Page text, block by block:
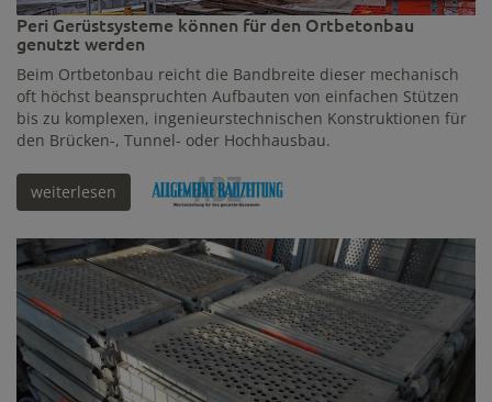
Peri Gerüstsysteme können für den Ortbetonbau
genutzt werden
Beim Ortbetonbau reicht die Bandbreite dieser mechanisch
oft höchst beanspruchten Aufbauten von einfachen Stützen
bis zu komplexen, ingenieurstechnischen Konstruktionen für
den Brücken-, Tunnel- oder Hochhausbau.
weiterlesen